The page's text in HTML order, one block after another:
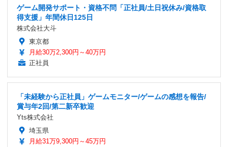
ゲーム開発サポート・資格不問「正社員/土日祝休み/資格取
得支援」年間休日125日
株式会社大斗
東京都
月給30万2,300円～40万円
正社員
「未経験から正社員」ゲームモニター/ゲームの感想を報告/
賞与年2回/第二新卒歓迎
Yts株式会社
埼玉県
月給31万9,300円～45万円